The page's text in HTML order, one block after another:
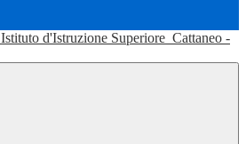
Istituto d'Istruzione Superiore Cattaneo -